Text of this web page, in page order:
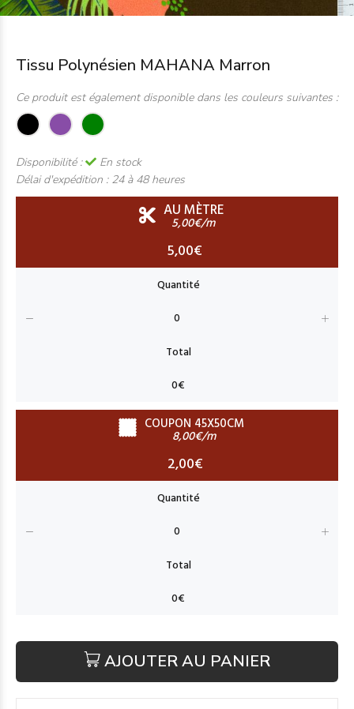
Tissu Polynésien MAHANA Marron
Ce produit est également disponible dans les couleurs suivantes :
Disponibilité :
En stock
Délai d'expédition : 24 à 48 heures
AU MÈTRE
5,00€/m
5,00€
COUPON 45X50CM
8,00€/m
2,00€
AJOUTER AU PANIER